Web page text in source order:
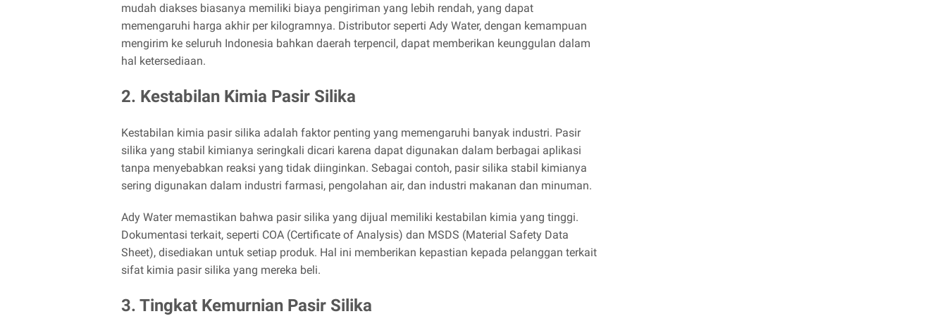
mudah diakses biasanya memiliki biaya pengiriman yang lebih rendah, yang dapat
memengaruhi harga akhir per kilogramnya. Distributor seperti Ady Water, dengan kemampuan
mengirim ke seluruh Indonesia bahkan daerah terpencil, dapat memberikan keunggulan dalam
hal ketersediaan.
2. Kestabilan Kimia Pasir Silika
Kestabilan kimia pasir silika adalah faktor penting yang memengaruhi banyak industri. Pasir
silika yang stabil kimianya seringkali dicari karena dapat digunakan dalam berbagai aplikasi
tanpa menyebabkan reaksi yang tidak diinginkan. Sebagai contoh, pasir silika stabil kimianya
sering digunakan dalam industri farmasi, pengolahan air, dan industri makanan dan minuman.
Ady Water memastikan bahwa pasir silika yang dijual memiliki kestabilan kimia yang tinggi.
Dokumentasi terkait, seperti COA (Certificate of Analysis) dan MSDS (Material Safety Data
Sheet), disediakan untuk setiap produk. Hal ini memberikan kepastian kepada pelanggan terkait
sifat kimia pasir silika yang mereka beli.
3. Tingkat Kemurnian Pasir Silika